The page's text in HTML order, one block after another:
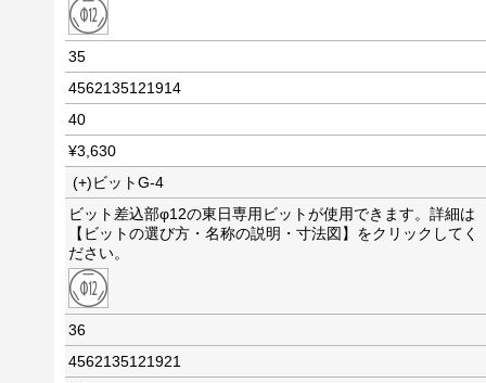
35
4562135121914
40
¥3,630
(+)ビットG-4
ビット差込部φ12の東日専用ビットが使用できます。詳細は
【ビットの選び方・名称の説明・寸法図】をクリックしてく
ださい。
36
4562135121921